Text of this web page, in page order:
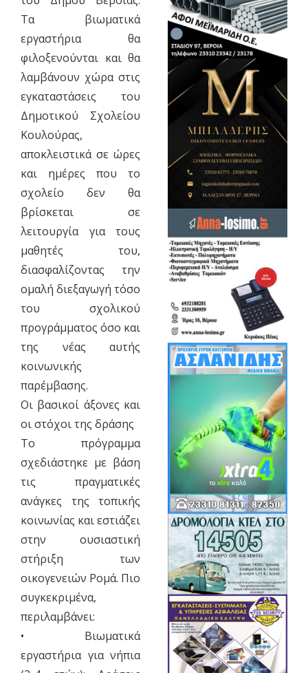
Τα βιωματικά
εργαστήρια θα
φιλοξενούνται και θα
λαμβάνουν χώρα στις
εγκαταστάσεις του
Δημοτικού Σχολείου
Κουλούρας,
αποκλειστικά σε ώρες
και ημέρες που το
σχολείο δεν θα
βρίσκεται σε
λειτουργία για τους
μαθητές του,
διασφαλίζοντας την
ομαλή διεξαγωγή τόσο
του σχολικού
προγράμματος όσο και
της νέας αυτής
κοινωνικής
παρέμβασης.
Οι βασικοί άξονες και
οι στόχοι της δράσης
Το πρόγραμμα
σχεδιάστηκε με βάση
τις πραγματικές
ανάγκες της τοπικής
κοινωνίας και εστιάζει
στην ουσιαστική
στήριξη των
οικογενειών Ρομά. Πιο
συγκεκριμένα,
περιλαμβάνει:
• Βιωματικά
εργαστήρια για νήπια